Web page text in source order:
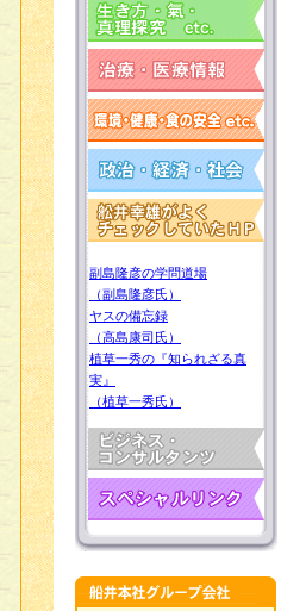
副島隆彦の学問道場
（副島隆彦氏）
ヤスの備忘録
（高島康司氏）
植草一秀の『知られざる真
実』
（植草一秀氏）